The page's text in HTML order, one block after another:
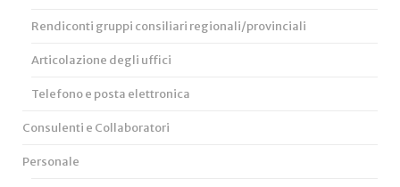
Rendiconti gruppi consiliari regionali/provinciali
Articolazione degli uffici
Telefono e posta elettronica
Consulenti e Collaboratori
Personale